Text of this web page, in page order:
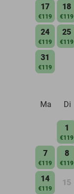
17
€119
18
€119
24
€119
25
€119
31
€119
Ma
Di
1
€119
7
€119
8
€119
14
€119
15